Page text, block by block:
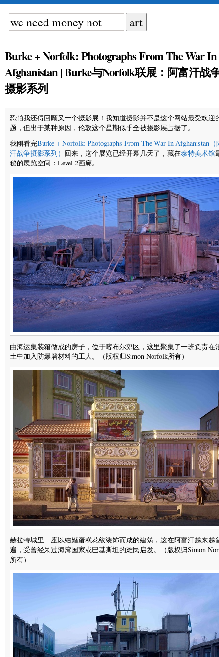
Burke + Norfolk: Photographs From The War In
Afghanistan | Burke与Norfolk联展：阿富汗战
摄影系列
恐怕我还得回顾又一个摄影展！我知道摄影并不是这个网站最受欢迎
题，但出于某种原因，伦敦这个星期似乎全被摄影展占据了。
我刚看完Burke + Norfolk: Photographs From The War In Afghanistan（
汗战争摄影系列） 回来，这个展览已经开幕几天了，藏在泰特美术馆
秘的展览空间：Level 2画廊。
由海运集装箱做成的房子，位于喀布尔郊区，这里聚集了一班负责在
土中加入防爆墙材料的工人。（版权归Simon Norfolk所有）
赫拉特城里一座以结婚蛋糕花纹装饰而成的建筑，这在阿富汗越来越
遍，受曾经呆过海湾国家或巴基斯坦的难民启发。（版权归Simon
所有）